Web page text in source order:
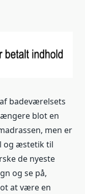
badeværelsets
blot en
men er
og æstetik til
de nyeste
og se på,
at være en